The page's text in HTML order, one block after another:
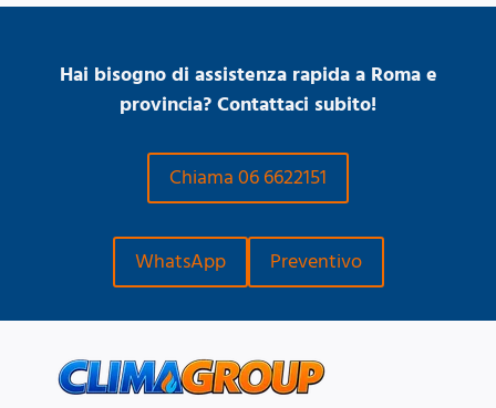
Hai bisogno di assistenza rapida a Roma e
provincia? Contattaci subito!
Chiama 06 6622151
WhatsApp Preventivo